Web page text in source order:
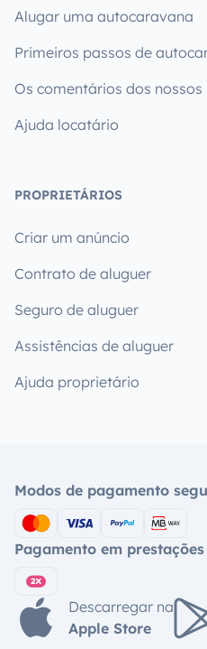
Alugar uma autocaravana
Primeiros passos de
Os comentários dos nossos
Ajuda locatário
PROPRIETÁRIOS
Criar um anúncio
Contrato de aluguer
Seguro de aluguer
Assistências de aluguer
Ajuda proprietário
Modos de pagamento
Pagamento em prestações
Descarregar na
Apple Store